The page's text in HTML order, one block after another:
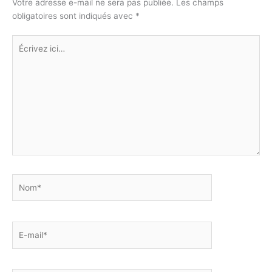
k
Votre adresse e-mail ne sera pas publiée. Les champs
obligatoires sont indiqués avec *
Écrivez
ici…
mail*